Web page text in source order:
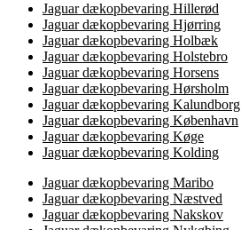
Jaguar dækopbevaring Hillerød
Jaguar dækopbevaring Hjørring
Jaguar dækopbevaring Holbæk
Jaguar dækopbevaring Holstebro
Jaguar dækopbevaring Horsens
Jaguar dækopbevaring Hørsholm
Jaguar dækopbevaring Kalundborg
Jaguar dækopbevaring København
Jaguar dækopbevaring Køge
Jaguar dækopbevaring Kolding
Jaguar dækopbevaring Maribo
Jaguar dækopbevaring Næstved
Jaguar dækopbevaring Nakskov